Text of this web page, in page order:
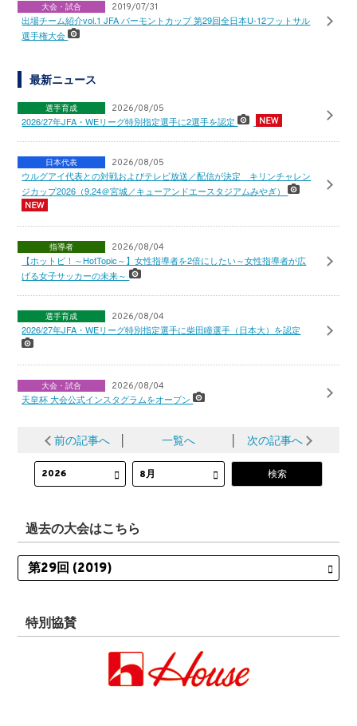
大会・試合 2019/07/31
出場チーム紹介vol.1 JFA バーモントカップ 第29回全日本U-12フットサル
選手権大会
最新ニュース
選手育成 2026/08/05
2026/27年JFA・WEリーグ特別指定選手に2選手を認定
日本代表 2026/08/05
ウルグアイ代表との対戦およびテレビ放送／配信が決定 キリンチャレン
ジカップ2026（9.24＠宮城／キューアンドエースタジアムみやぎ）
指導者 2026/08/04
【ホットピ！～HotTopic～】女性指導者を2倍にしたい～女性指導者が広
げる女子サッカーの未来～
選手育成 2026/08/04
2026/27年JFA・WEリーグ特別指定選手に柴田瞳選手（日本大）を認定
大会・試合 2026/08/04
天皇杯 大会公式インスタグラムをオープン
前の記事へ 一覧へ 次の記事へ
過去の大会はこちら
特別協賛